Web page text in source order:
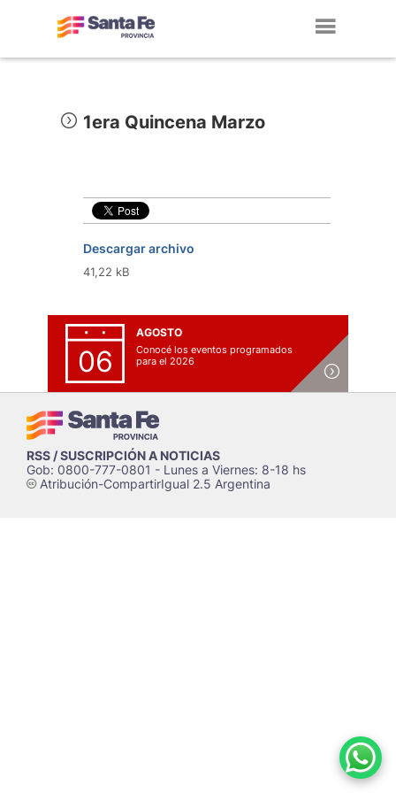
1era Quincena Marzo
Descargar archivo
41,22 kB
06
AGOSTO
Conocé los eventos programados
para el 2026
RSS / SUSCRIPCIÓN A NOTICIAS
Gob: 0800-777-0801 - Lunes a Viernes: 8-18 hs
cAtribución-CompartirIgual 2.5 Argentina